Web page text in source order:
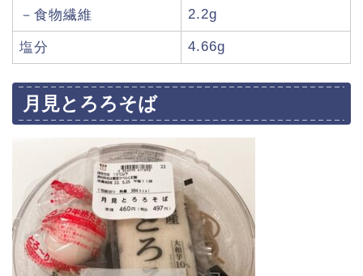
－食物繊維 2.2g
塩分 4.66g
月見とろろそば